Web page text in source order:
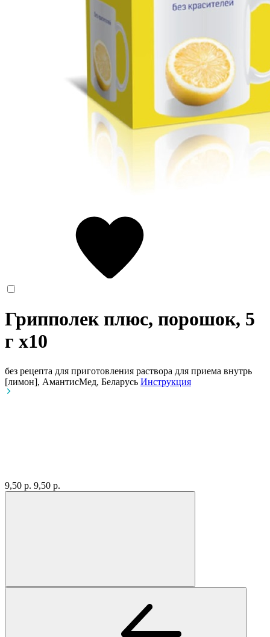
Грипполек плюс, порошок, 5
г x10
без рецепта для приготовления раствора для приема внутрь
[лимон], АмантисМед, Беларусь Инструкция
9,50 р. 9,50 р.